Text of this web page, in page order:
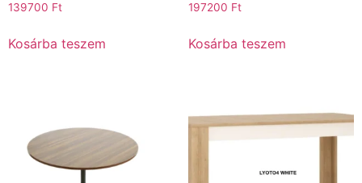
139700 Ft
Kosárba teszem
197200 Ft
Kosárba teszem